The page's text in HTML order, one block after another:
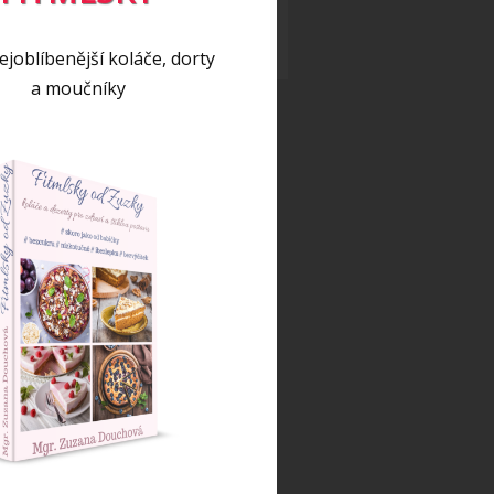
(5)
koláče, dorty
a moučníky